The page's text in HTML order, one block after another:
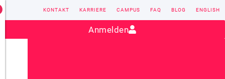
Kontakt:sales@vectorsoft.de
KONTAKT KARRIERE CAMPUS FAQ BLOG ENGLISH
Anmelden